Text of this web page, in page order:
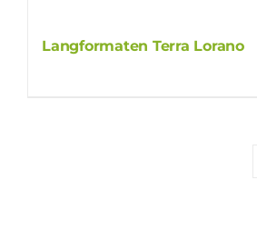
Langformaten Terra Lorano